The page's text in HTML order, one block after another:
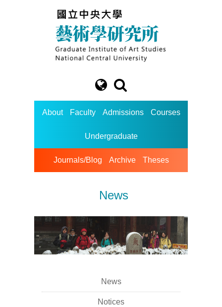
About Faculty Admissions Courses
Undergraduate
Journals/Blog Archive Theses
News
News
Notices